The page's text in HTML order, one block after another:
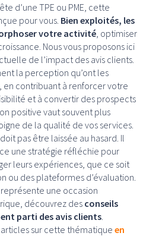
d’une TPE ou PME, cette
pour vous. Bien exploités, les
votre activité , optimiser
Nous vous proposons ici
de l’impact des avis clients.
la perception qu’ont les
contribuant à renforcer votre
et à convertir des prospects
positive vaut souvent plus
de la qualité de vos services.
pas être laissée au hasard. Il
une stratégie réfléchie pour
leurs expériences, que ce soit
ou des plateformes d’évaluation.
une occasion
découvrez des conseils
parti des avis clients
sur cette thématique en